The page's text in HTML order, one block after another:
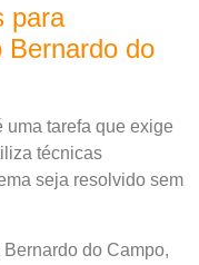
para
Bernardo do
uma tarefa que exige
técnicas
seja resolvido sem
do Campo,